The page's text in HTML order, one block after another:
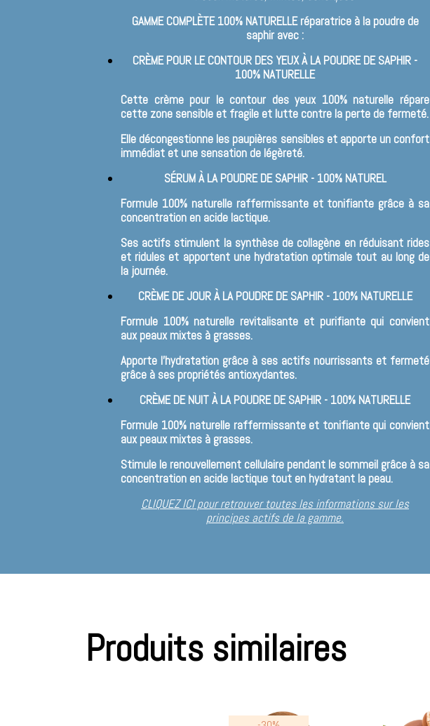
GAMME COMPLÈTE 100% NATURELLE réparatrice à la poudre de
saphir avec :
CRÈME POUR LE CONTOUR DES YEUX À LA POUDRE DE SAPHIR -
100% NATURELLE
Cette crème pour le contour des yeux 100% naturelle répare
cette zone sensible et fragile et lutte contre la perte de fermeté.
Elle décongestionne les paupières sensibles et apporte un confort
immédiat et une sensation de légèreté.
SÉRUM À LA POUDRE DE SAPHIR - 100% NATUREL
Formule 100% naturelle raffermissante et tonifiante grâce à sa
concentration en acide lactique.
Ses actifs stimulent la synthèse de collagène en réduisant rides
et ridules et apportent une hydratation optimale tout au long de
la journée.
CRÈME DE JOUR À LA POUDRE DE SAPHIR - 100% NATURELLE
Formule 100% naturelle revitalisante et purifiante qui convient
aux peaux mixtes à grasses.
Apporte l'hydratation grâce à ses actifs nourrissants et fermeté
grâce à ses propriétés antioxydantes.
CRÈME DE NUIT À LA POUDRE DE SAPHIR - 100% NATURELLE
Formule 100% naturelle raffermissante et tonifiante qui convient
aux peaux mixtes à grasses.
Stimule le renouvellement cellulaire pendant le sommeil grâce à sa
concentration en acide lactique tout en hydratant la peau.
CLIQUEZ ICI pour retrouver toutes les informations sur les
principes actifs de la gamme.
Produits similaires